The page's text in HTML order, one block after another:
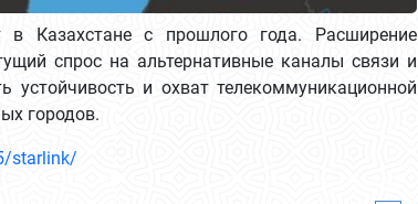
Казахстане с прошлого года. Расширение
спрос на альтернативные каналы связи и
устойчивость и охват телекоммуникационной
городов.
starlink/